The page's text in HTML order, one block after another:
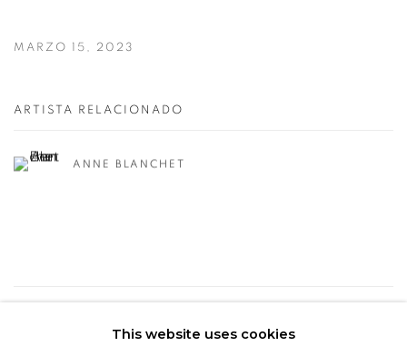
MARZO 15, 2023
ARTISTA RELACIONADO
ANNE BLANCHET
This website uses cookies